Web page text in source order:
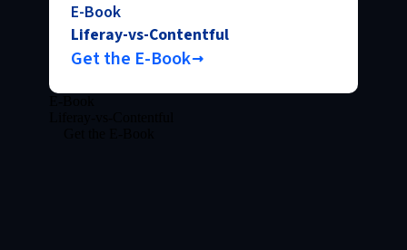
E-Book
Liferay-vs-Contentful
Get the E-Book